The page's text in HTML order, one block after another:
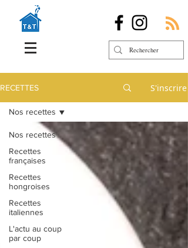
RECETTES S'inscrire
Nos recettes
Recettes
françaises
Recettes
hongroises
Recettes
italiennes
L'actu au coup
par coup
Nos recettes